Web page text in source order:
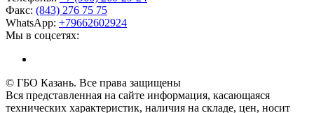
Факс: (843) 276 75 75
WhatsApp: +79662602924
Мы в соцсетях:
© ГБО Казань. Все права защищены
Вся представленная на сайте информация, касающаяся
технических характеристик, наличия на складе, цен, носит